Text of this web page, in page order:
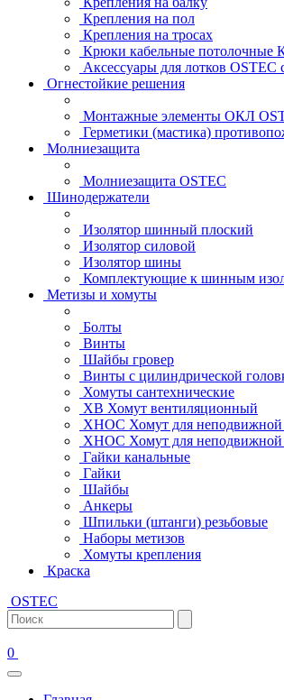
Крепления на пол
Крепления на тросах
Крюки кабельные потолочные
Аксессуары для лотков
Огнестойкие решения
Монтажные элементы ОКЛ
Герметики (мастика)
Молниезащита
Молниезащита OSTEC
Шинодержатели
Изолятор шинный плоский
Изолятор силовой
Изолятор шины
Комплектующие к шинным
Метизы и хомуты
Болты
Винты
Шайбы гровер
Винты с цилиндрической
Хомуты сантехнические
ХВ Хомут вентиляционный
ХНОС Хомут для неподвижной
ХНОС Хомут для неподвижной
Гайки канальные
Гайки
Шайбы
Анкеры
Шпильки (штанги) резьбовые
Наборы метизов
Хомуты крепления
Краска
OSTEC
0